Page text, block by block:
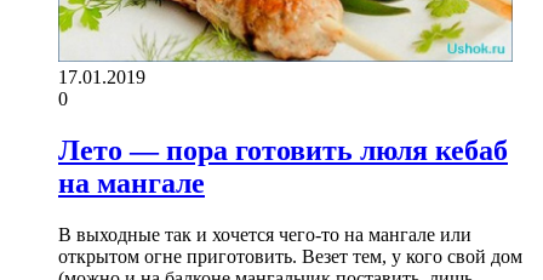
17.01.2019
0
Лето — пора готовить люля кебаб
на мангале
В выходные так и хочется чего-то на мангале или
открытом огне приготовить. Везет тем, у кого свой дом